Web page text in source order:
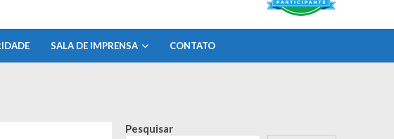
SALA DE IMPRENSA CONTATO
Pesquisar